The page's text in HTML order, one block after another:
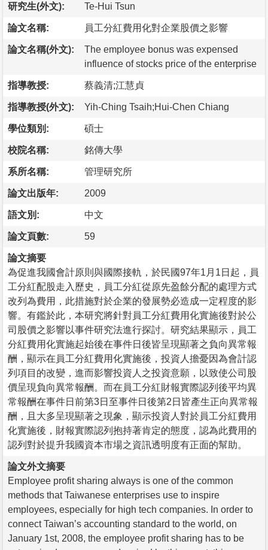
研究生(外文): Te-Hui Tsun
論文名稱: 員工分紅費用化對企業股價之影響
論文名稱(外文):
The employee bonus was expensed
influence of stocks price of the enterprise
指導教授: 蔡義清;江慧貞
指導教授(外文): Yih-Ching Tsaih;Hui-Chen Chiang
學位類別: 碩士
校院名稱: 銘傳大學
系所名稱: 管理研究所
論文出版年: 2009
語文別: 中文
論文頁數: 59
論文摘要
為促進我國會計原則與國際接軌，於民國97年1月1日起，員
工分紅配股走入歷史，員工分紅從原先盈餘分配的處理方式
改列為費用，此措施對於企業的發展勢必造成一定程度的影
響。有鑑於此，本研究將針對員工分紅費用化實施後對於公
司股價之影響以事件研究法進行探討。研究結果顯示，員工
分紅費用化實施起始後在事件日後皆呈現顯著之負向異常報
酬，顯示在員工分紅費用化實施後，投資人擔憂因為會計認
列項目的改變，進而影響投資人之投資意願，以致使公司股
價呈現負向異常報酬。而在員工分紅財報實際認列後平均異
常報酬在事件日前第3日至事件日後第2日皆產生正向異常報
酬，且大多呈現顯著之現象，顯示投資人對於員工分紅費用
化實施後，財報實際認列抱持著肯定的態度，認為此費用的
認列對於提升我國資本市場之資訊透明度有正面的幫助。
論文外文摘要
Employee profit sharing always is one of the common
methods that Taiwanese enterprises use to inspire
employees, especially for high tech companies. In order to
connect Taiwan’s accounting standard to the world, on
January 1st, 2008, the employee profit sharing has to be